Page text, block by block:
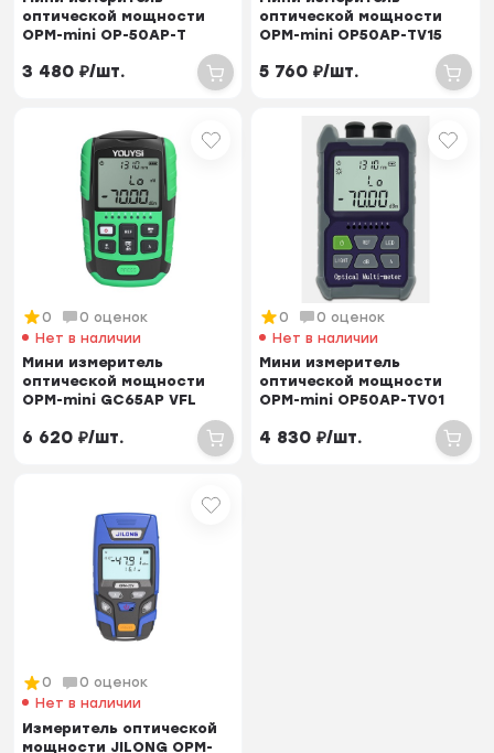
оптической мощности
OPM-mini OP-50AP-T
to...
3 480 ₽/шт.
оптической мощности
OPM-mini OP50AP-TV15
VFL (800-1700nm, -70...
5 760 ₽/шт.
0
0 оценок
Нет в наличии
Мини измеритель
оптической мощности
OPM-mini GC65AP VFL
(800-1700nm, -70dBm t...
6 620 ₽/шт.
0
0 оценок
Нет в наличии
Мини измеритель
оптической мощности
OPM-mini OP50AP-TV01
VFL (800-1700nm, -70...
4 830 ₽/шт.
0
0 оценок
Нет в наличии
Измеритель оптической
мощности JILONG OPM-